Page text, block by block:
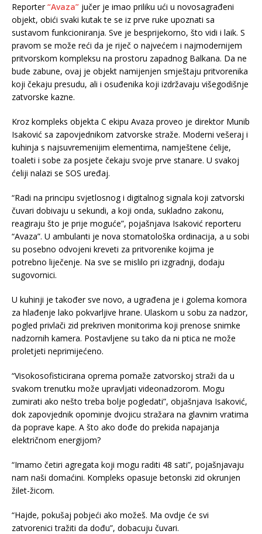
Reporter“Avaza” jučer je imao priliku ući u novosagrađeni
objekt, obići svaki kutak te se iz prve ruke upoznati sa
sustavom funkcioniranja. Sve je besprijekorno, što vidi i laik. S
pravom se može reći da je riječ o najvećem i najmodernijem
pritvorskom kompleksu na prostoru zapadnog Balkana. Da ne
bude zabune, ovaj je objekt namijenjen smještaju pritvorenika
koji čekaju presudu, ali i osuđenika koji izdržavaju višegodišnje
zatvorske kazne.
Kroz kompleks objekta C ekipu Avaza proveo je direktor Munib
Isaković sa zapovjednikom zatvorske straže. Moderni vešeraj i
kuhinja s najsuvremenijim elementima, namještene ćelije,
toaleti i sobe za posjete čekaju svoje prve stanare. U svakoj
ćeliji nalazi se SOS uređaj.
“Radi na principu svjetlosnog i digitalnog signala koji zatvorski
čuvari dobivaju u sekundi, a koji onda, sukladno zakonu,
reagiraju što je prije moguće”, pojašnjava Isaković reporteru
“Avaza”. U ambulanti je nova stomatološka ordinacija, a u sobi
su posebno odvojeni kreveti za pritvorenike kojima je
potrebno liječenje. Na sve se mislilo pri izgradnji, dodaju
sugovornici.
U kuhinji je također sve novo, a ugrađena je i golema komora
za hlađenje lako pokvarljive hrane. Ulaskom u sobu za nadzor,
pogled privlači zid prekriven monitorima koji prenose snimke
nadzornih kamera. Postavljene su tako da ni ptica ne može
proletjeti neprimijećeno.
“Visokosofisticirana oprema pomaže zatvorskoj straži da u
svakom trenutku može upravljati videonadzorom. Mogu
zumirati ako nešto treba bolje pogledati”, objašnjava Isaković,
dok zapovjednik opominje dvojicu stražara na glavnim vratima
da poprave kape. A što ako dođe do prekida napajanja
električnom energijom?
“Imamo četiri agregata koji mogu raditi 48 sati”, pojašnjavaju
nam naši domaćini. Kompleks opasuje betonski zid okrunjen
žilet-žicom.
“Hajde, pokušaj pobjeći ako možeš. Ma ovdje će svi
zatvorenici tražiti da dođu”, dobacuju čuvari.